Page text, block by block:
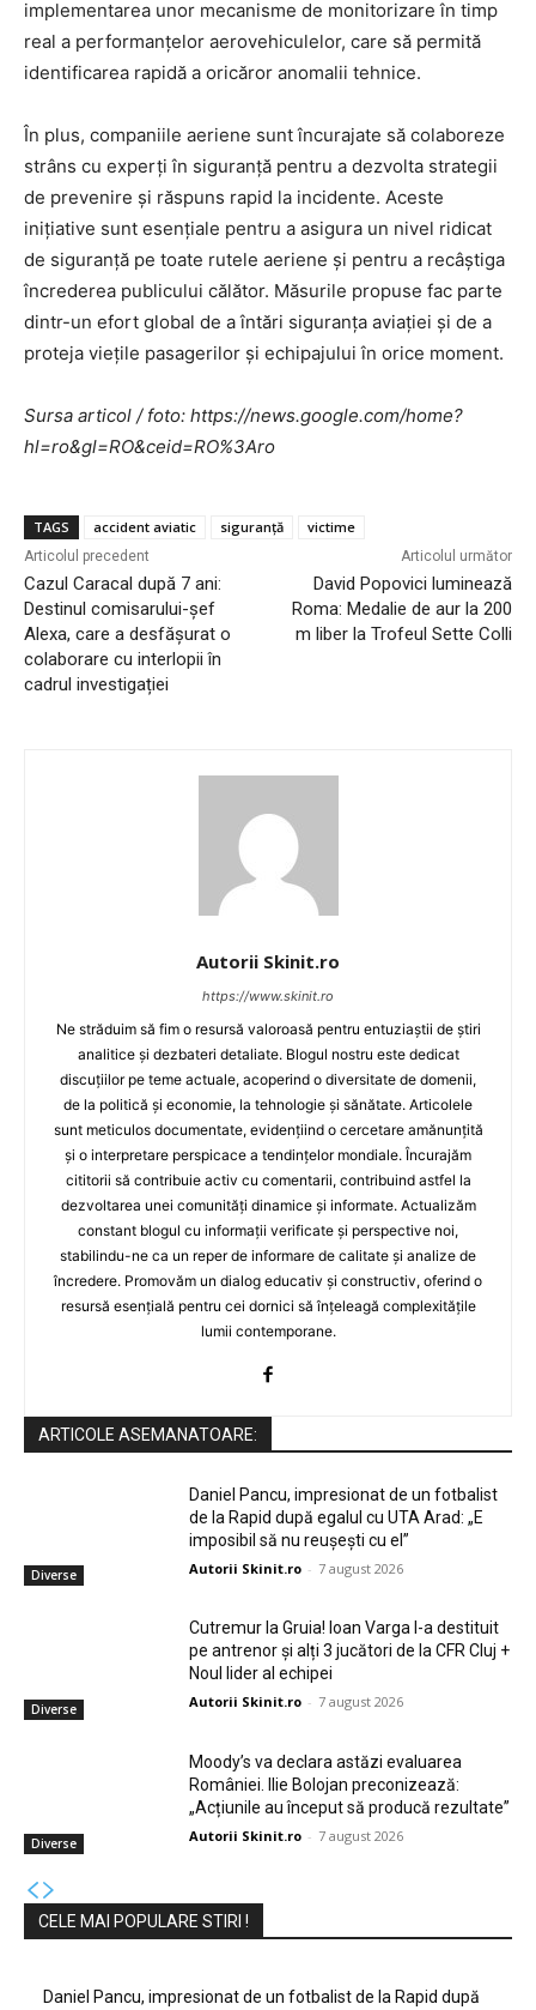
implementarea unor mecanisme de monitorizare în timp
real a performanțelor aerovehiculelor, care să permită
identificarea rapidă a oricăror anomalii tehnice.
În plus, companiile aeriene sunt încurajate să colaboreze
strâns cu experți în siguranță pentru a dezvolta strategii
de prevenire și răspuns rapid la incidente. Aceste
inițiative sunt esențiale pentru a asigura un nivel ridicat
de siguranță pe toate rutele aeriene și pentru a recâștiga
încrederea publicului călător. Măsurile propuse fac parte
dintr-un efort global de a întări siguranța aviației și de a
proteja viețile pasagerilor și echipajului în orice moment.
Sursa articol / foto: https://news.google.com/home?
hl=ro&gl=RO&ceid=RO%3Aro
TAGS accident aviatic siguranță victime
Articolul precedent
Cazul Caracal după 7 ani:
Destinul comisarului-șef
Alexa, care a desfășurat o
colaborare cu interlopii în
cadrul investigației
Articolul următor
David Popovici luminează
Roma: Medalie de aur la 200
m liber la Trofeul Sette Colli
Autorii Skinit.ro
https://www.skinit.ro
Ne străduim să fim o resursă valoroasă pentru entuziaștii de știri
analitice și dezbateri detaliate. Blogul nostru este dedicat
discuțiilor pe teme actuale, acoperind o diversitate de domenii,
de la politică și economie, la tehnologie și sănătate. Articolele
sunt meticulos documentate, evidențiind o cercetare amănunțită
și o interpretare perspicace a tendințelor mondiale. Încurajăm
cititorii să contribuie activ cu comentarii, contribuind astfel la
dezvoltarea unei comunități dinamice și informate. Actualizăm
constant blogul cu informații verificate și perspective noi,
stabilindu-ne ca un reper de informare de calitate și analize de
încredere. Promovăm un dialog educativ și constructiv, oferind o
resursă esențială pentru cei dornici să înțeleagă complexitățile
lumii contemporane.
ARTICOLE ASEMANATOARE:
Diverse
Daniel Pancu, impresionat de un fotbalist
de la Rapid după egalul cu UTA Arad: „E
imposibil să nu reușești cu el”
Autorii Skinit.ro - 7 august 2026
Diverse
Cutremur la Gruia! Ioan Varga l-a destituit
pe antrenor și alți 3 jucători de la CFR Cluj +
Noul lider al echipei
Autorii Skinit.ro - 7 august 2026
Diverse
Moody’s va declara astăzi evaluarea
României. Ilie Bolojan preconizează:
„Acțiunile au început să producă rezultate”
Autorii Skinit.ro - 7 august 2026
CELE MAI POPULARE STIRI !
Daniel Pancu, impresionat de un fotbalist de la Rapid după